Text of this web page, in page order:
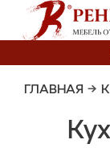
ГЛАВНАЯ →